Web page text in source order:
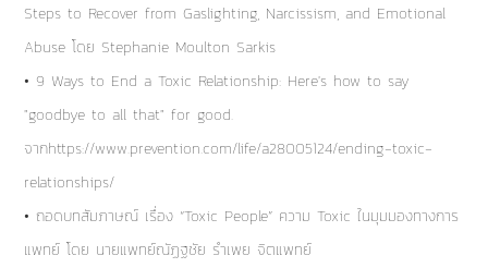
Steps to Recover from Gaslighting, Narcissism, and Emotional
Abuse โดย Stephanie Moulton Sarkis
• 9 Ways to End a Toxic Relationship: Here's how to say
"goodbye to all that" for good.
จากhttps://www.prevention.com/life/a28005124/ending-toxic-
relationships/
• ถอดบทสัมภาษณ์ เรื่อง “Toxic People” ความ Toxic ในมุมมองทางการ
แพทย์ โดย นายแพทย์ณัฏฐชัย รำเพย จิตแพทย์